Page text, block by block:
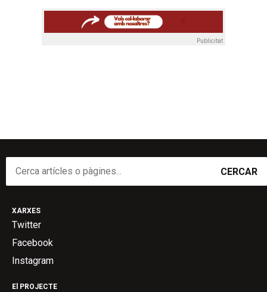
Publicitat
CERCAR
El PROJECTE
XARXES
Twitter
Facebook
Instagram